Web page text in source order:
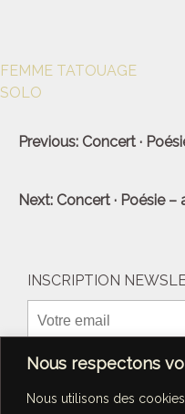
Nous respectons
Nous utilisons des
FEMME TATOUAGE
SOLO
Navigation
l’article
Previous: Concert ·
Next: Concert · Poésie
INSCRIPTION